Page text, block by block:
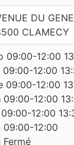
DU
CLAMECY
09:00-12:00
09:00-12:00
09:00-12:00
09:00-12:00
12:00
09:00-12:00
Fermé